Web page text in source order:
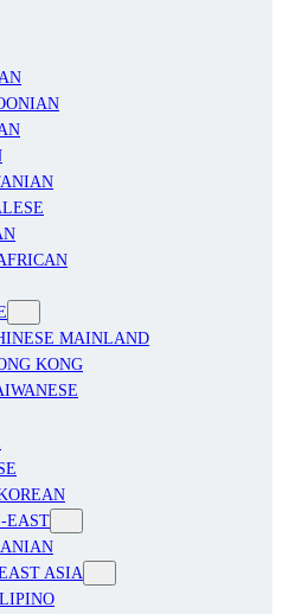
MAINLAND
KONG
EAST
ASIA